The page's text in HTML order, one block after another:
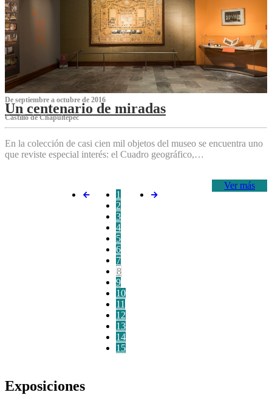
De septiembre a octubre de 2016
Un centenario de miradas
Castillo de Chapultepec
En la colección de casi cien mil objetos del museo se encuentra uno
que reviste especial interés: el Cuadro geográfico,…
Ver más
1
2
3
4
5
6
7
8
9
10
11
12
13
14
15
Exposiciones